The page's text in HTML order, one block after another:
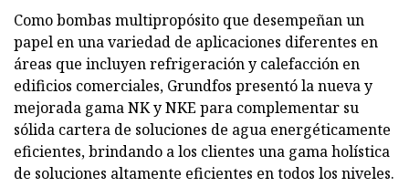
Como bombas multipropósito que desempeñan un
papel en una variedad de aplicaciones diferentes en
áreas que incluyen refrigeración y calefacción en
edificios comerciales, Grundfos presentó la nueva y
mejorada gama NK y NKE para complementar su
sólida cartera de soluciones de agua energéticamente
eficientes, brindando a los clientes una gama holística
de soluciones altamente eficientes en todos los niveles.